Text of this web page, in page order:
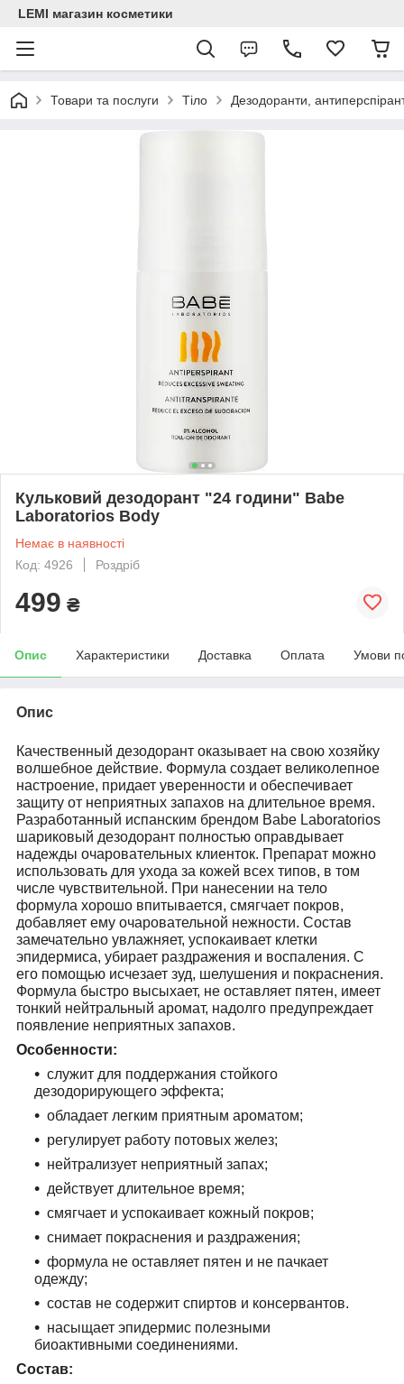
LEMI магазин косметики
Товари та послуги Тіло Дезодоранти,
Кульковий дезодорант "24 години" Babe
Laboratorios Body
Немає в наявності
Код: 4926
Роздріб
499 ₴
Опис Характеристики Доставка Оплата Умови
Опис
Качественный дезодорант оказывает на свою хозяйку
волшебное действие. Формула создает великолепное
настроение, придает уверенности и обеспечивает
защиту от неприятных запахов на длительное время.
Разработанный испанским брендом Babe Laboratorios
шариковый дезодорант полностью оправдывает
надежды очаровательных клиенток. Препарат можно
использовать для ухода за кожей всех типов, в том
числе чувствительной. При нанесении на тело
формула хорошо впитывается, смягчает покров,
добавляет ему очаровательной нежности. Состав
замечательно увлажняет, успокаивает клетки
эпидермиса, убирает раздражения и воспаления. С
его помощью исчезает зуд, шелушения и покраснения.
Формула быстро высыхает, не оставляет пятен, имеет
тонкий нейтральный аромат, надолго предупреждает
появление неприятных запахов.
Особенности:
служит для поддержания стойкого
дезодорирующего эффекта;
обладает легким приятным ароматом;
регулирует работу потовых желез;
нейтрализует неприятный запах;
действует длительное время;
смягчает и успокаивает кожный покров;
снимает покраснения и раздражения;
формула не оставляет пятен и не пачкает
одежду;
состав не содержит спиртов и консервантов.
насыщает эпидермис полезными
биоактивными соединениями.
Состав: